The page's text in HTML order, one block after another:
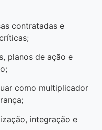
contratadas e
planos de ação e
como multiplicador
integração e